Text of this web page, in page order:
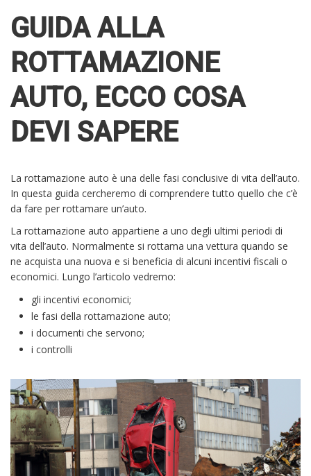
GUIDA ALLA
ROTTAMAZIONE
AUTO, ECCO COSA
DEVI SAPERE
La rottamazione auto è una delle fasi conclusive di vita dell’auto.
In questa guida cercheremo di comprendere tutto quello che c’è
da fare per rottamare un’auto.
La rottamazione auto appartiene a uno degli ultimi periodi di
vita dell’auto. Normalmente si rottama una vettura quando se
ne acquista una nuova e si beneficia di alcuni incentivi fiscali o
economici. Lungo l’articolo vedremo:
gli incentivi economici;
le fasi della rottamazione auto;
i documenti che servono;
i controlli